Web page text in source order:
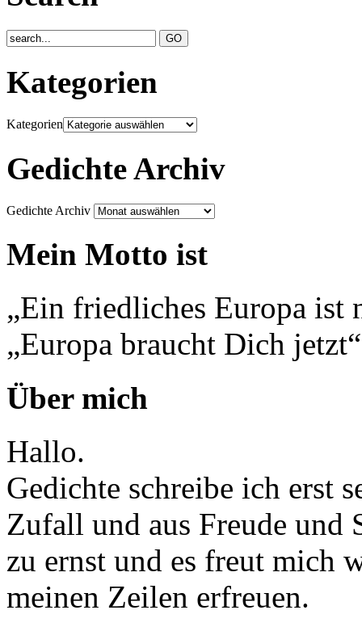
Kategorien
Kategorien
Gedichte Archiv
Gedichte Archiv
Mein Motto ist
„Ein friedliches Europa ist
„Europa braucht Dich jetzt“
Über mich
Hallo.
Gedichte schreibe ich erst
Zufall und aus Freude und
zu ernst und es freut mich
meinen Zeilen erfreuen.